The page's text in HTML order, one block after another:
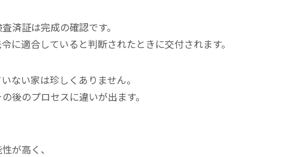
済証は完成の確認です。
に適合していると判断されたときに交付されます。
ない家は珍しくありません。
後のプロセスに違いが出ます。
が高く、